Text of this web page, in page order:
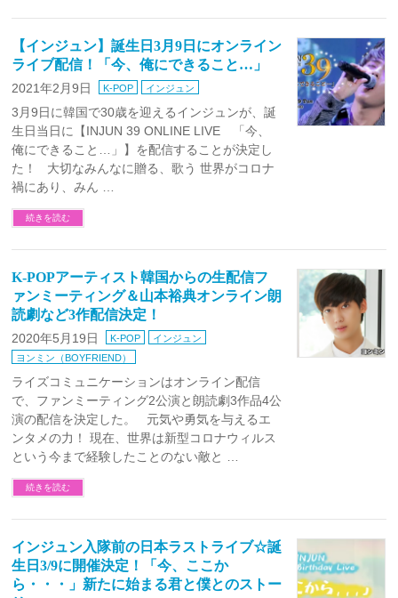
【インジュン】誕生日3月9日にオンライン
ライブ配信！「今、俺にできること…」
2021年2月9日 K-POP インジュン
3月9日に韓国で30歳を迎えるインジュンが、誕
生日当日に【INJUN 39 ONLINE LIVE 「今、
俺にできること…」】を配信することが決定し
た！ 大切なみんなに贈る、歌う 世界がコロナ
禍にあり、みん …
続きを読む
K-POPアーティスト韓国からの生配信フ
ァンミーティング＆山本裕典オンライン朗
読劇など3作配信決定！
2020年5月19日 K-POP
インジュン
ヨンミン（BOYFRIEND）
ライズコミュニケーションはオンライン配信
で、ファンミーティング2公演と朗読劇3作品4公
演の配信を決定した。 元気や勇気を与えるエ
ンタメの力！ 現在、世界は新型コロナウィルス
という今まで経験したことのない敵と …
続きを読む
インジュン入隊前の日本ラストライブ☆誕
生日3/9に開催決定！「今、ここか
ら・・・」新たに始まる君と僕とのストー